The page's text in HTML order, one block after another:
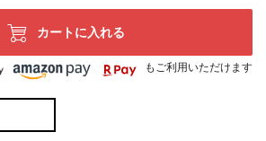
カートに入れる
もご利用いただけます